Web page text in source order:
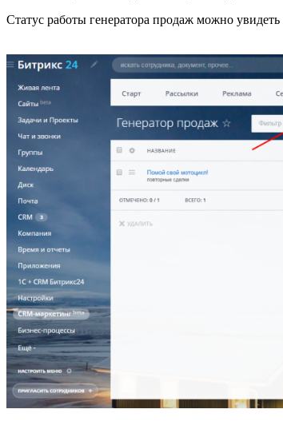
Статус работы генератора продаж можно